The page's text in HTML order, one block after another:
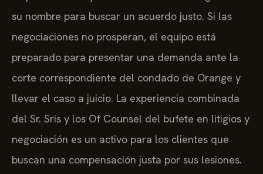
su nombre para buscar un acuerdo justo. Si las
negociaciones no prosperan, el equipo está
preparado para presentar una demanda ante la
corte correspondiente del condado de Orange y
llevar el caso a juicio. La experiencia combinada
del Sr. Sris y los Of Counsel del bufete en litigios y
negociación es un activo para los clientes que
buscan una compensación justa por sus lesiones.